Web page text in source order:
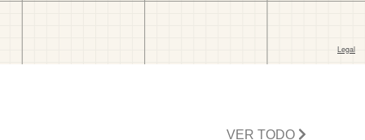
VER TODO